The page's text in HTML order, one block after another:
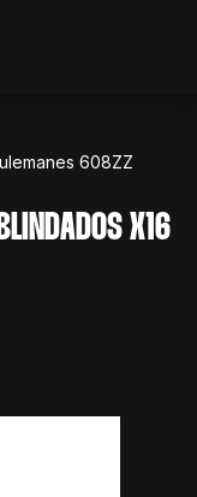
608ZZ
X16